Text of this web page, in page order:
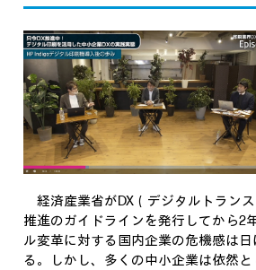
経済産業省がDX（デジタルトラン
推進のガイドラインを発行してから2
ル変革に対する国内企業の危機感は
る。しかし、多くの中小企業は依然